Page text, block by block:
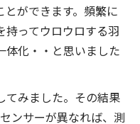
ができます。頻繁に
持ってウロウロする羽
体化・・と思いました
てみました。その結果
ンサーが異なれば、測